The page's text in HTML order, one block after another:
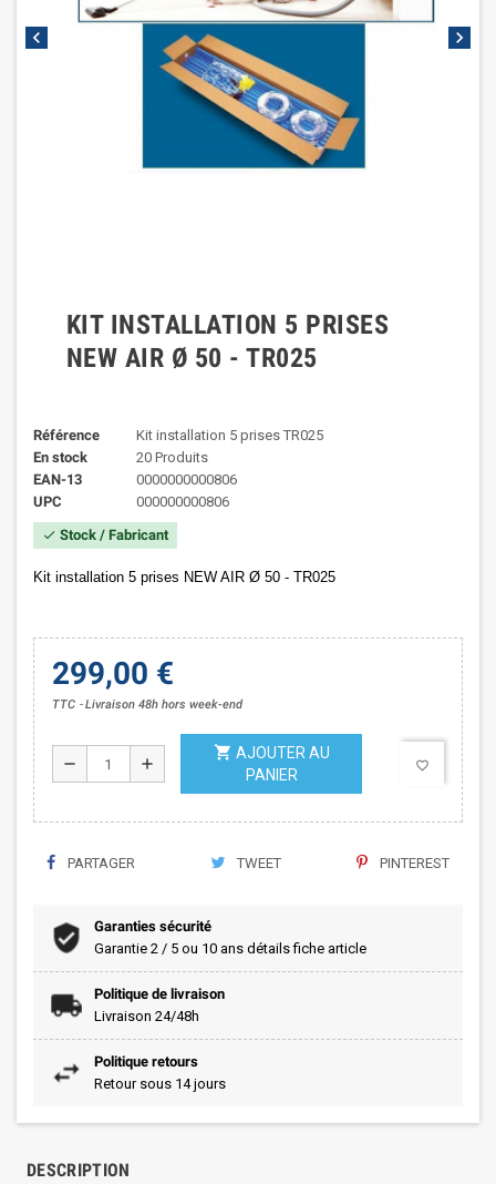
chevron_left chevron_right
KIT INSTALLATION 5 PRISES
NEW AIR Ø 50 - TR025
Référence
Kit installation 5 prises TR025
En stock
20 Produits
EAN-13
0000000000806
UPC
000000000806
check Stock / Fabricant
Kit installation 5 prises NEW AIR Ø 50 - TR025
299,00 €
TTC Livraison 48h hors week-end
remove add
shopping_cart AJOUTER AU
PANIER
favorite_border
PARTAGER TWEET PINTEREST
Garanties sécurité
Garantie 2 / 5 ou 10 ans détails fiche article
Politique de livraison
Livraison 24/48h
Politique retours
Retour sous 14 jours
DESCRIPTION